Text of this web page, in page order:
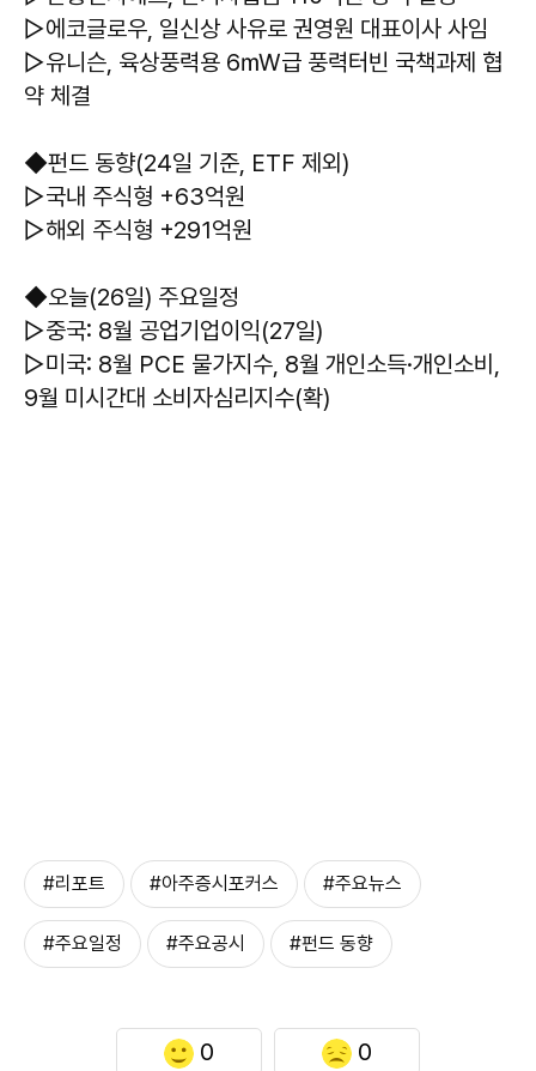
▷에코글로우, 일신상 사유로 권영원 대표이사 사임
▷유니슨, 육상풍력용 6㎽급 풍력터빈 국책과제 협
약 체결
◆펀드 동향(24일 기준, ETF 제외)
▷국내 주식형 +63억원
▷해외 주식형 +291억원
◆오늘(26일) 주요일정
▷중국: 8월 공업기업이익(27일)
▷미국: 8월 PCE 물가지수, 8월 개인소득·개인소비,
9월 미시간대 소비자심리지수(확)
#리포트 #아주증시포커스 #주요뉴스
#주요일정 #주요공시 #펀드 동향
0 0